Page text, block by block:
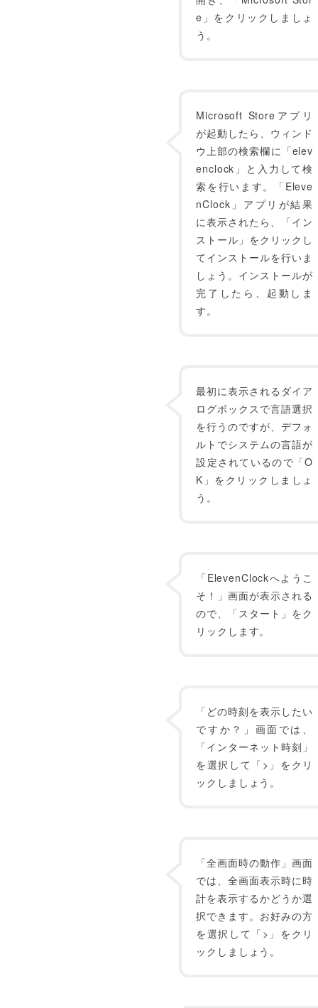
e」をクリックしましょ
う。
Microsoft Storeアプリ
が起動したら、ウィンド
ウ上部の検索欄に「elev
enclock」と入力して検
索を行います。「Eleve
nClock」アプリが結果
に表示されたら、「イン
ストール」をクリックし
てインストールを行いま
しょう。インストールが
完了したら、起動しま
す。
最初に表示されるダイア
ログボックスで言語選択
を行うのですが、デフォ
ルトでシステムの言語が
設定されているので「O
K」をクリックしましょ
う。
「ElevenClockへようこ
そ！」画面が表示される
ので、「スタート」をク
リックします。
「どの時刻を表示したい
ですか？」画面では、
「インターネット時刻」
を選択して「>」をクリ
ックしましょう。
「全画面時の動作」画面
では、全画面表示時に時
計を表示するかどうか選
択できます。お好みの方
を選択して「>」をクリ
ックしましょう。